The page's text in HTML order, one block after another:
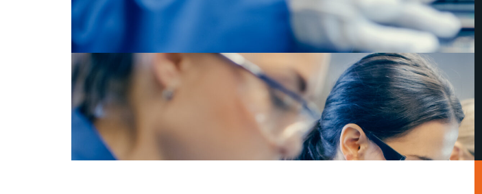
así como detectar puntos
los procesos.
Reducción considerable en los tiempos de
entrega: Permite un acortamiento en el
comprendido entre una orden de compra y su
entrega al cliente